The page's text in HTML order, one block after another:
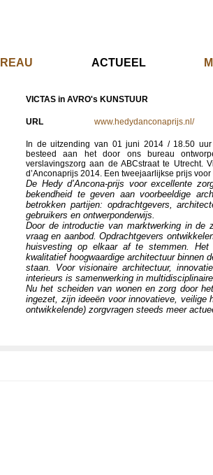
ACTUEEL
VICTAS in AVRO's KUNSTUUR
URL www.hedydanconaprijs.nl/
In de uitzending van 01 juni 2014 / 18.50 uur
besteed aan hetdoor ons bureau
verslavingszorg aan de ABCstraat te Utrecht.
d’Anconaprijs 2014. Een tweejaarlijkse prijs
De Hedy d’Ancona-prijs voor excellente
bekendheid te geven aan voorbeeldige
betrokken partijen: opdrachtgevers,
gebruikers en ontwerponderwijs.
Door de introductie van marktwerking in de
vraag en aanbod. Opdrachtgevers
huisvesting op elkaar af te stemmen.
kwalitatief hoogwaardige architectuur binnen
staan. Voor visionaire architectuur,
interieurs is samenwerking in
Nu het scheiden van wonen en zorg door
ingezet, zijn ideeën voor innovatieve, veilige
ontwikkelende) zorgvragen steeds meer